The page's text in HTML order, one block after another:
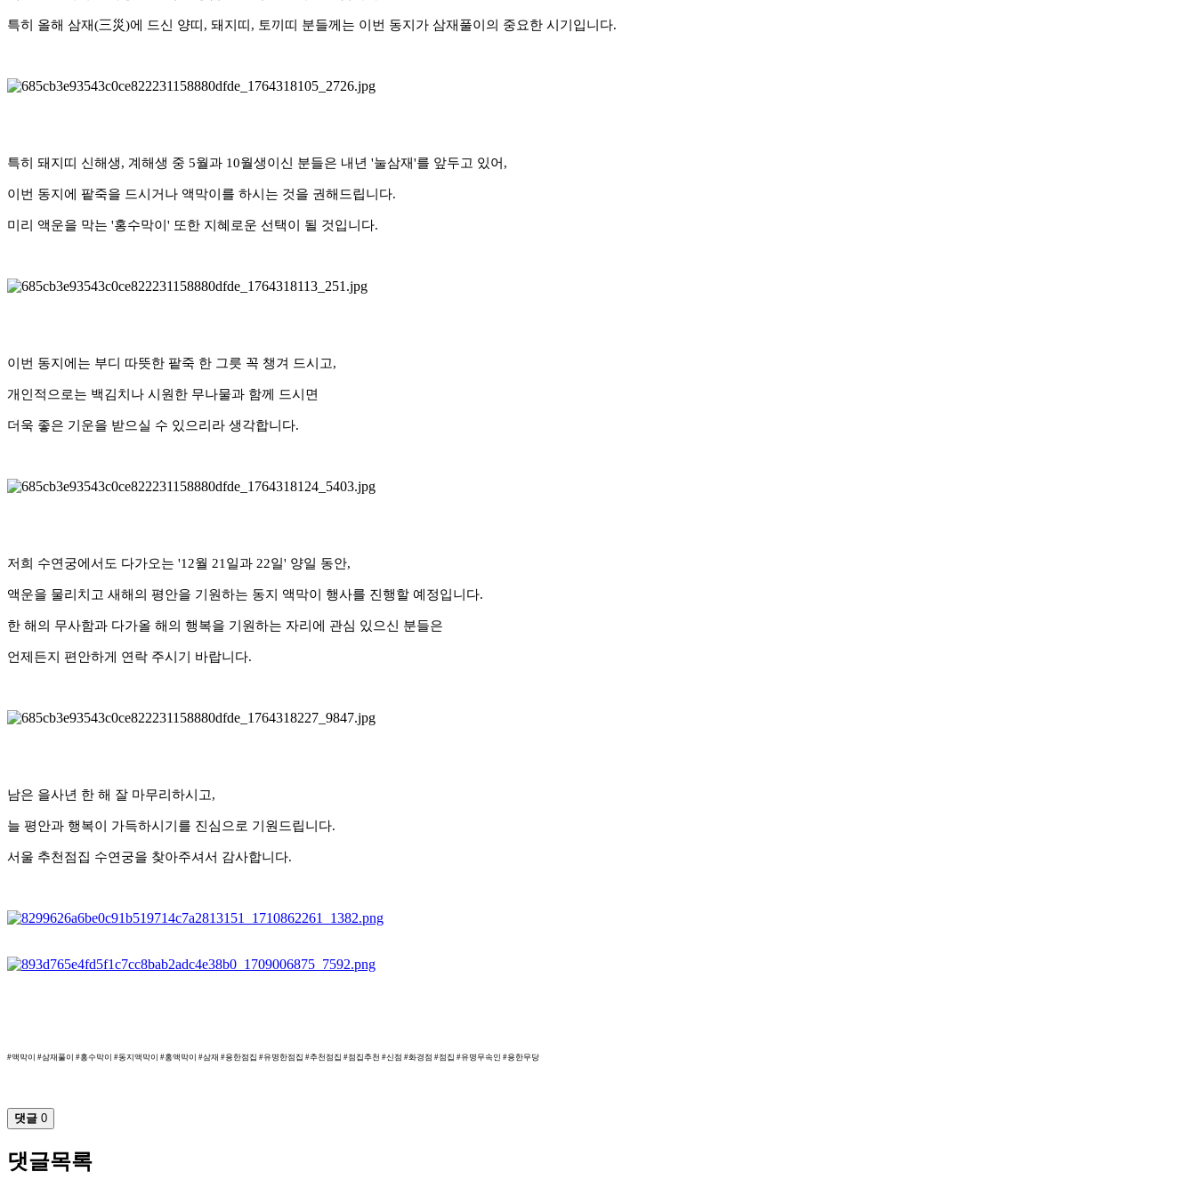
특히 올해 삼재(三災)에 드신 양띠, 돼지띠, 토끼띠 분들께는 이번 동지가 삼재풀이의 중요한 시기입니다.
특히 돼지띠 신해생, 계해생 중 5월과 10월생이신 분들은 내년 '눌삼재'를 앞두고 있어,
이번 동지에 팥죽을 드시거나 액막이를 하시는 것을 권해드립니다.
미리 액운을 막는 '홍수막이' 또한 지혜로운 선택이 될 것입니다.
이번 동지에는 부디 따뜻한 팥죽 한 그릇 꼭 챙겨 드시고,
개인적으로는 백김치나 시원한 무나물과 함께 드시면
더욱 좋은 기운을 받으실 수 있으리라 생각합니다.
저희 수연궁에서도 다가오는 '12월 21일과 22일' 양일 동안,
액운을 물리치고 새해의 평안을 기원하는 동지 액막이 행사를 진행할 예정입니다.
한 해의 무사함과 다가올 해의 행복을 기원하는 자리에 관심 있으신 분들은
언제든지 편안하게 연락 주시기 바랍니다.
남은 을사년 한 해 잘 마무리하시고,
늘 평안과 행복이 가득하시기를 진심으로 기원드립니다.
서울 추천점집 수연궁을 찾아주셔서 감사합니다.
#액막이 #삼재풀이 #홍수막이 #동지액막이 #홍액막이 #삼재 #용한점집 #유명한점집 #추천점집 #점집추천 #신점 #화경점 #점집 #유명무속인 #용한무당
댓글 0
댓글목록